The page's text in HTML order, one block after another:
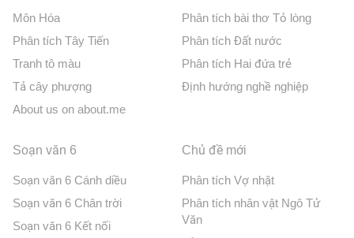
Môn Hóa
Phân tích Tây Tiến
Tranh tô màu
Tả cây phượng
About us on about.me
Phân tích bài thơ Tỏ lòng
Phân tích Đất nước
Phân tích Hai đứa trẻ
Định hướng nghề nghiệp
Soạn văn 6
Soạn văn 6 Cánh diều
Soạn văn 6 Chân trời
Soạn văn 6 Kết nối
Chủ đề mới
Phân tích Vợ nhặt
Phân tích nhân vật Ngô Tử
Văn